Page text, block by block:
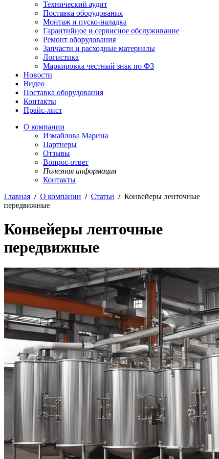
Технический аудит
Поставка оборудования
Монтаж и пуско-наладка
Гарантийное и сервисное обслуживание
Ремонт оборудования
Запчасти и расходные материалы
Логистика
Маркировка честный знак по ФЗ
Новости
Видео
Поставка оборудования
Контакты
Прайс-лист
О компании
Измайлова Марина
Партнеры
Отзывы
Вопрос-ответ
Полезная информация
Контакты
Главная / О компании / Статьи / Конвейеры ленточные
передвижные
Конвейеры ленточные
передвижные